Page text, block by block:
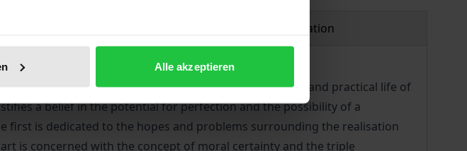
Alle akzeptieren
Product safety information
Probability pervades every aspect of the thought and practical life of
a belief in the potential for perfection and the possibility of a
first is dedicated to the hopes and problems surrounding the realisation
is concerned with the concept of moral certainty and the triple